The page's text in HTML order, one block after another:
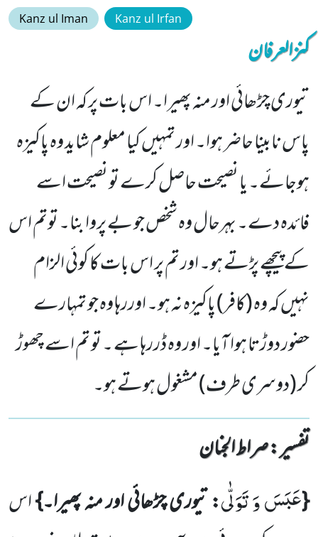
Kanz ul Iman Kanz ul Irfan
کنزالعرفان
تیوری چڑھائی اور منہ پھیرا۔ اس بات پر کہ ان کے
پاس نابینا حاضر ہوا۔ اور تمہیں کیا معلوم شاید وہ پاکیزہ
ہوجائے۔ یا نصیحت حاصل کرے تو نصیحت اسے
فائدہ دے۔ بہرحال وہ شخص جو بے پروا بنا۔ توتم اس
کے پیچھے پڑتے ہو۔ اور تم پر اس بات کا کوئی الزام
نہیں کہ وہ (کافر) پاکیزہ نہ ہو۔ اوررہا وہ جو تمہارے
حضور دوڑتا ہوا آیا۔ اور وہ ڈررہا ہے ۔ تو تم اسے چھوڑ
کر (دوسری طرف) مشغول ہوتے ہو۔
تفسیر : ‎صراط الجنان
{عَبَسَ وَ تَوَلّٰى: تیوری چڑھائی اور منہ پھیرا۔}اس